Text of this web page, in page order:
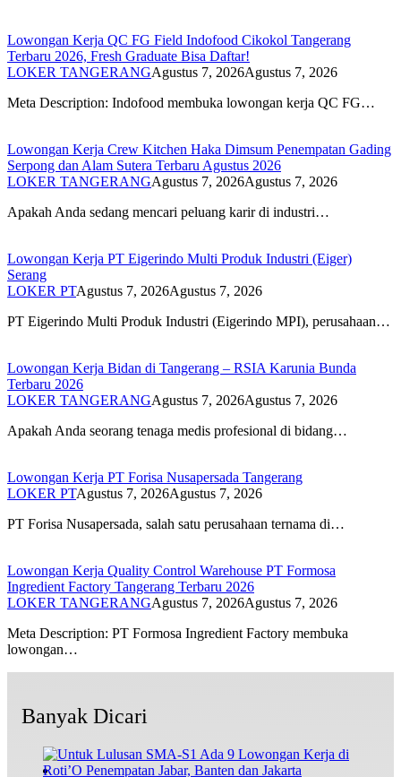
Lowongan Kerja QC FG Field Indofood Cikokol Tangerang
Terbaru 2026, Fresh Graduate Bisa Daftar!
LOKER TANGERANGAgustus 7, 2026Agustus 7, 2026
Meta Description: Indofood membuka lowongan kerja QC FG…
Lowongan Kerja Crew Kitchen Haka Dimsum Penempatan Gading
Serpong dan Alam Sutera Terbaru Agustus 2026
LOKER TANGERANGAgustus 7, 2026Agustus 7, 2026
Apakah Anda sedang mencari peluang karir di industri…
Lowongan Kerja PT Eigerindo Multi Produk Industri (Eiger)
Serang
LOKER PTAgustus 7, 2026Agustus 7, 2026
PT Eigerindo Multi Produk Industri (Eigerindo MPI), perusahaan…
Lowongan Kerja Bidan di Tangerang – RSIA Karunia Bunda
Terbaru 2026
LOKER TANGERANGAgustus 7, 2026Agustus 7, 2026
Apakah Anda seorang tenaga medis profesional di bidang…
Lowongan Kerja PT Forisa Nusapersada Tangerang
LOKER PTAgustus 7, 2026Agustus 7, 2026
PT Forisa Nusapersada, salah satu perusahaan ternama di…
Lowongan Kerja Quality Control Warehouse PT Formosa
Ingredient Factory Tangerang Terbaru 2026
LOKER TANGERANGAgustus 7, 2026Agustus 7, 2026
Meta Description: PT Formosa Ingredient Factory membuka
lowongan…
Banyak Dicari